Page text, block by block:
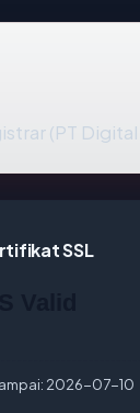
(PT Digital
SSL
2026-07-10